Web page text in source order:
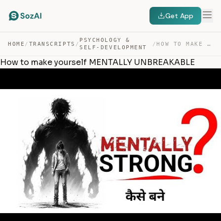
Get App
HOME / TRANSCRIPTS /
PSYCHOLOGY &
SELF-DEVELOPMENT
/ HOW TO MAKE YOURSELF MENTALLY UNBREAKABLE — TRANSCRIPT
How to make yourself MENTALLY UNBREAKABLE